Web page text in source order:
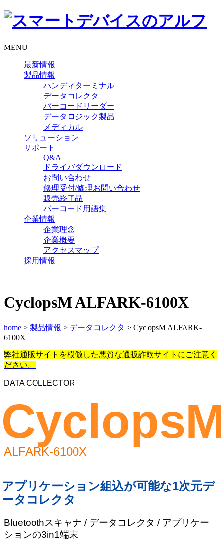
MENU
最新情報
製品情報
ハンディターミナル
データコレクタ
バーコードリーダー
データロジック製品
メディカル
ソリューション
サポート
Q&A
ドライバダウンロード
お問い合わせ
修理受付/修理お問い合わせ
販売終了品
バーコード用語集
企業情報
企業理念
企業概要
アクセスマップ
採用情報
CyclopsMALFARK-6100X
home > 製品情報 > データコレクタ > CyclopsM ALFARK-
6100X
弊社通販サイトを模倣した悪質な通販詐欺サイトにご注意く
ださい。
DATA COLLECTOR
ALFARK-6100X
アプリケーション組込が可能な1次元デ
ータコレクタ
Bluetoothスキャナ / データコレクタ / アプリケー
ションの3in1端末